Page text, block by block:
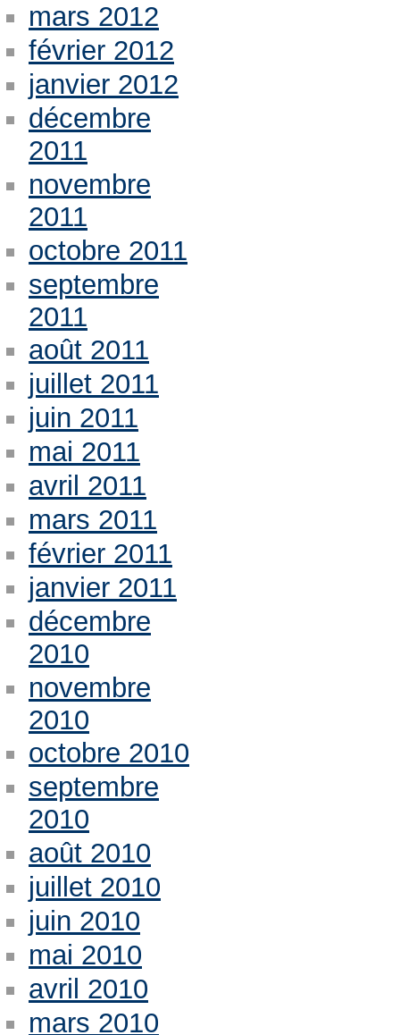
mars 2012
février 2012
janvier 2012
décembre
2011
novembre
2011
octobre 2011
septembre
2011
août 2011
juillet 2011
juin 2011
mai 2011
avril 2011
mars 2011
février 2011
janvier 2011
décembre
2010
novembre
2010
octobre 2010
septembre
2010
août 2010
juillet 2010
juin 2010
mai 2010
avril 2010
mars 2010